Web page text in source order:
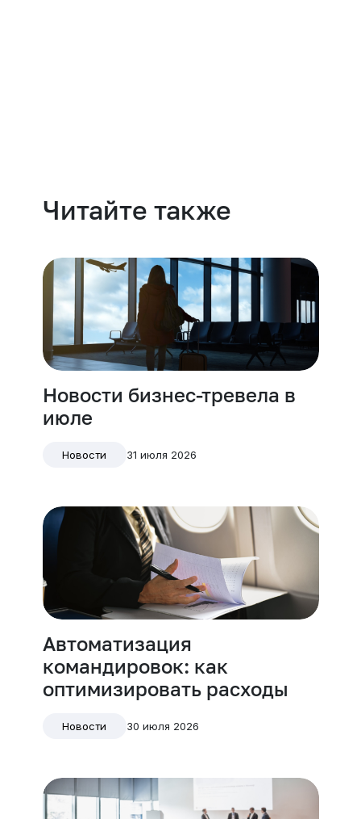
Читайте также
Новости бизнес-тревела в
июле
Новости 31 июля 2026
Автоматизация
командировок: как
оптимизировать расходы
Новости 30 июля 2026